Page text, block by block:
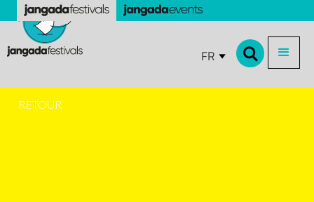
FR
RETOUR